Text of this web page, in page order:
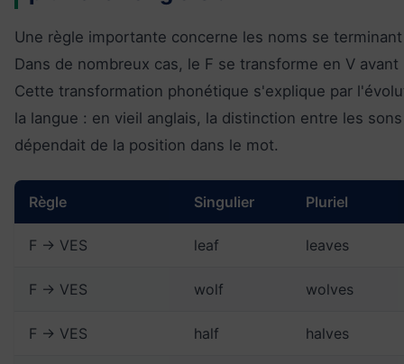
Une règle importante concerne les noms se
Dans de nombreux cas, le F se transforme en V
Cette transformation phonétique s'explique par
la langue : en vieil anglais, la distinction entre les
dépendait de la position dans le mot.
Règle Singulier Pluriel
F → VES leaf leaves
F → VES wolf wolves
F → VES half halves